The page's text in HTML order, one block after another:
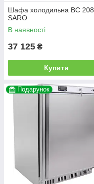
Шафа холодильна BC 208
SARO
В наявності
37 125 ₴
Купити
Подарунок